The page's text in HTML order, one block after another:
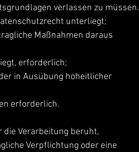
verlassen zu müssen.
unterliegt;
Maßnahmen daraus
erforderlich;
in Ausübung hoheitlicher
erforderlich.
Verarbeitung beruht,
Verpflichtung oder eine